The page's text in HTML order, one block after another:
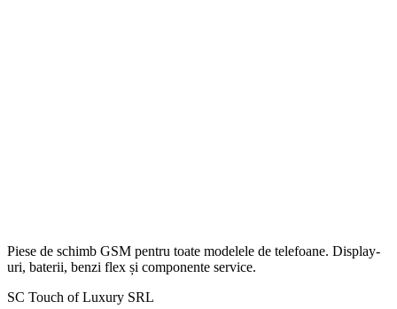
Piese de schimb GSM pentru toate modelele de telefoane. Display-
uri, baterii, benzi flex și componente service.
SC Touch of Luxury SRL